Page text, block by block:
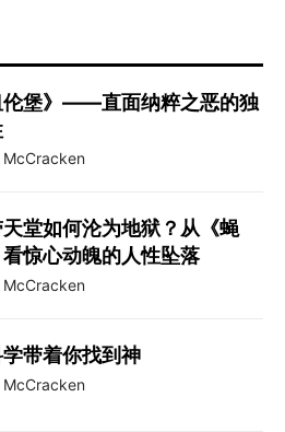
伦堡》——直面纳粹之恶的独
堂如何沦为地狱？从《蝇
惊心动魄的人性坠落
带着你找到神